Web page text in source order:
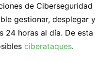
de Ciberseguridad
gestionar, desplegar y
24 horas al día. De esta
ciberataques.